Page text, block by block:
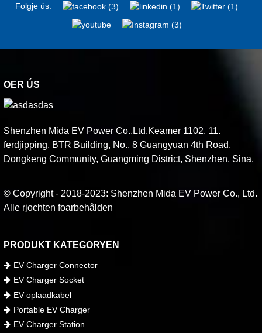
Folgje ús:
OER ÚS
Shenzhen Mida EV Power Co.,Ltd.Keamer 1102, 11.
ferdjipping, BTR Building, No.. 8 Guangyuan 4th Road,
Dongkeng Community, Guangming District, Shenzhen, Sina.
© Copyright - 2018-2023: Shenzhen Mida EV Power Co., Ltd.
Alle rjochten foarbehâlden
PRODUKT KATEGORYEN
EV Charger Connector
EV Charger Socket
EV oplaadkabel
Portable EV Charger
EV Charger Station